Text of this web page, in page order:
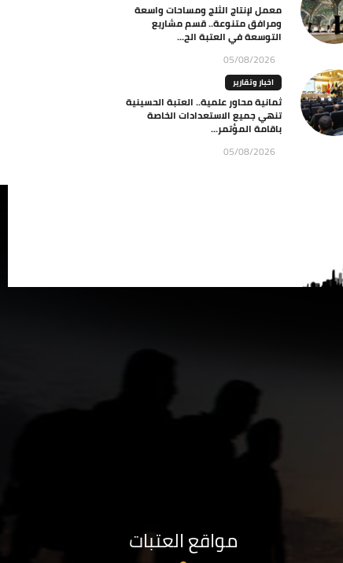
معمل لإنتاج الثلج ومساحات واسعة
ومرافق متنوعة.. قسم مشاريع
التوسعة في العتبة الح...
05/08/2026
اخبار وتقارير
ثمانية محاور علمية.. العتبة الحسينية
تنهي جميع الاستعدادات الخاصة
باقامة المؤتمر...
05/08/2026
مواقع العتبات